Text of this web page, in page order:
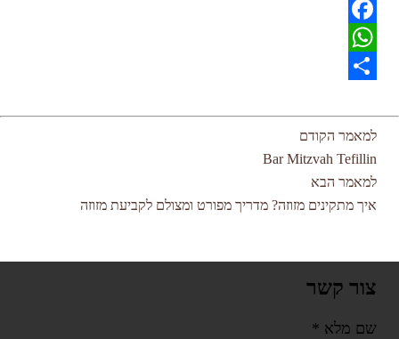
Twitter
Facebook
WhatsApp
למאמר הקודם
Bar Mitzvah Tefillin
למאמר הבא
איך מתקינים מזוזה? מדריך מפורט ומצולם לקביעת מזוזה
צור קשר
שם מלא *